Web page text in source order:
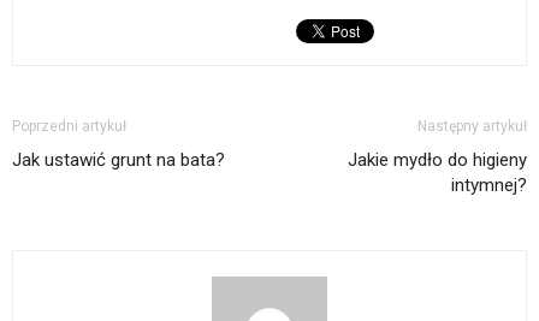
Poprzedni artykuł
Jak ustawić grunt na bata?
Następny artykuł
Jakie mydło do higieny
intymnej?